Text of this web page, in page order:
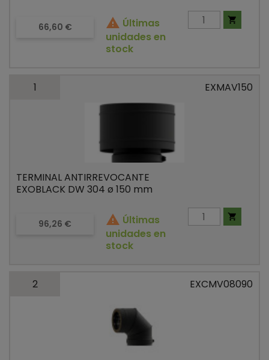
Precio
66,60 €  Últimas
unidades en
stock

1 EXMAV150
TERMINAL ANTIRREVOCANTE
EXOBLACK DW 304 ø 150 mm
Precio
96,26 €  Últimas
unidades en
stock

2 EXCMV08090